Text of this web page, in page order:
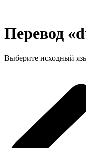
Перевод
Выберите исходный